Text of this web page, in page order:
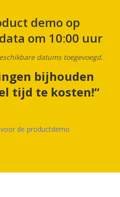
demo op
om 10:00 uur
datums toegevoegd.
bijhouden
tijd te kosten!“
de productdemo